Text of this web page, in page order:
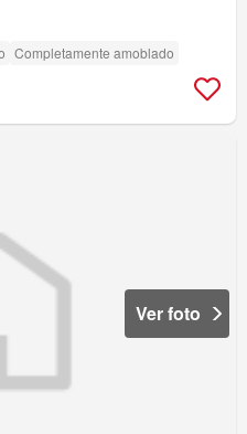
Completamente amoblado
Ver foto